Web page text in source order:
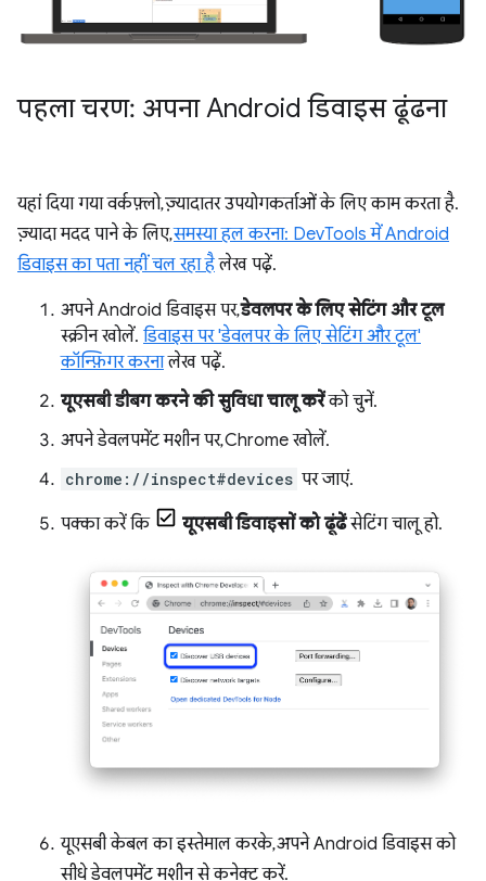
पहला चरण: अपना Android डिवाइस ढूंढना
यहां दिया गया वर्कफ़्लो, ज़्यादातर उपयोगकर्ताओं के लिए काम करता है.
ज़्यादा मदद पाने के लिए,समस्या हल करना: DevTools में Android
डिवाइस का पता नहीं चल रहा हैलेख पढ़ें.
अपने Android डिवाइस पर,डेवलपर के लिए सेटिंग और टूल
स्क्रीन खोलें. डिवाइस पर 'डेवलपर के लिए सेटिंग और टूल'
कॉन्फ़िगर करनालेख पढ़ें.
यूएसबी डीबग करने की सुविधा चालू करेंको चुनें.
अपने डेवलपमेंट मशीन पर, Chrome खोलें.
chrome://inspect#devices पर जाएं.
पक्का करें कि यूएसबी डिवाइसों को ढूंढेंसेटिंग चालू हो.
यूएसबी केबल का इस्तेमाल करके, अपने Android डिवाइस को
सीधे डेवलपमेंट मशीन से कनेक्ट करें.